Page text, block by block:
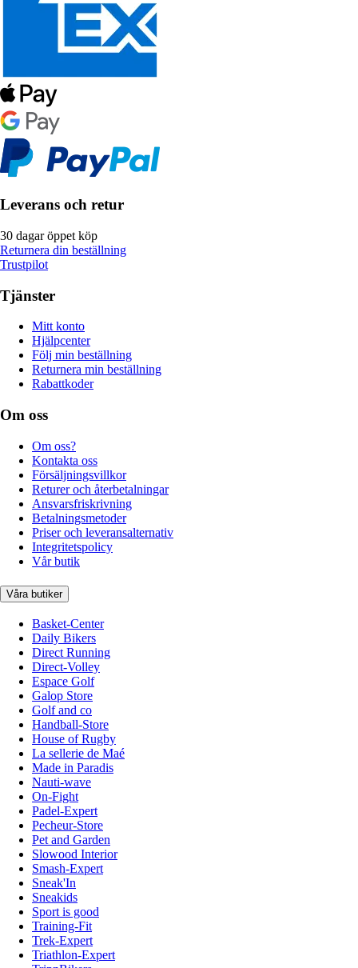
Leverans och retur
30 dagar öppet köp
Returnera din beställning
Trustpilot
Tjänster
Mitt konto
Hjälpcenter
Följ min beställning
Returnera min beställning
Rabattkoder
Om oss
Om oss?
Kontakta oss
Försäljningsvillkor
Returer och återbetalningar
Ansvarsfriskrivning
Betalningsmetoder
Priser och leveransalternativ
Integritetspolicy
Vår butik
Våra butiker
Basket-Center
Daily Bikers
Direct Running
Direct-Volley
Espace Golf
Galop Store
Golf and co
Handball-Store
House of Rugby
La sellerie de Maé
Made in Paradis
Nauti-wave
On-Fight
Padel-Expert
Pecheur-Store
Pet and Garden
Slowood Interior
Smash-Expert
Sneak'In
Sneakids
Sport is good
Training-Fit
Trek-Expert
Triathlon-Expert